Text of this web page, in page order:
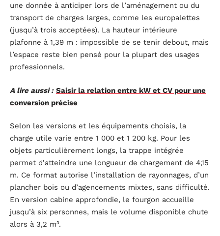
une donnée à anticiper lors de l’aménagement ou du
transport de charges larges, comme les europalettes
(jusqu’à trois acceptées). La hauteur intérieure
plafonne à 1,39 m : impossible de se tenir debout, mais
l’espace reste bien pensé pour la plupart des usages
professionnels.
A lire aussi : Saisir la relation entre kW et CV pour une
conversion précise
Selon les versions et les équipements choisis, la
charge utile varie entre 1 000 et 1 200 kg. Pour les
objets particulièrement longs, la trappe intégrée
permet d’atteindre une longueur de chargement de 4,15
m. Ce format autorise l’installation de rayonnages, d’un
plancher bois ou d’agencements mixtes, sans difficulté.
En version cabine approfondie, le fourgon accueille
jusqu’à six personnes, mais le volume disponible chute
alors à 3,2 m³.